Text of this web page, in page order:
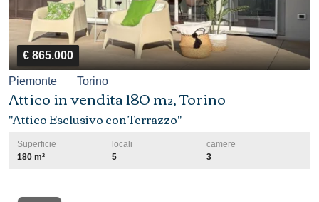
€ 865.000
Piemonte Torino
Attico in vendita 180 m², Torino
"Attico Esclusivo con Terrazzo"
Superficie
180 m²
locali
5
camere
3